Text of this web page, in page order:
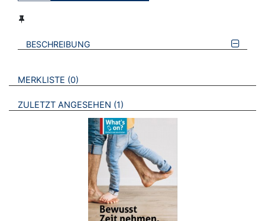
BESCHREIBUNG
VERWEISE AUF VERMERKTE- ODER ZULETZT ANGESEHENE
MERKLISTE 0 BROSCHÜREN
ZULETZT ANGESEHEN 1 BROSCHÜREN